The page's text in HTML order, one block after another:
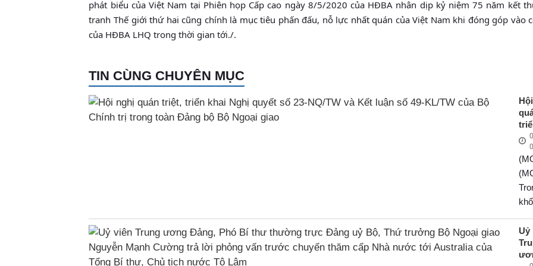
phát biểu của Việt Nam tại Phiên họp Cấp cao ngày 8/5/2020 của HĐBA nhân dịp kỷ niệm 75 năm kết
tranh Thế giới thứ hai cũng chính là mục tiêu phấn đấu, nỗ lực nhất quán của Việt Nam khi đóng góp vào
của HĐBA LHQ trong thời gian tới./.
TIN CÙNG CHUYÊN MỤC
7/